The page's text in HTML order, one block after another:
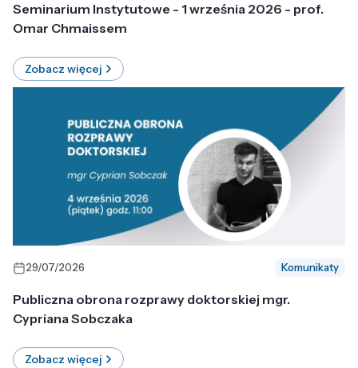
Seminarium Instytutowe - 1 września 2026 - prof.
Omar Chmaissem
Zobacz więcej
29/07/2026 Komunikaty
Publiczna obrona rozprawy doktorskiej mgr.
Cypriana Sobczaka
Zobacz więcej